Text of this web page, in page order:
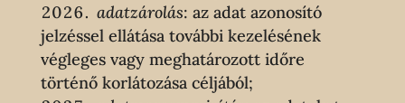
adatzárolás: az adat azonosító
jelzéssel ellátása további kezelésének
végleges vagy meghatározott időre
történő korlátozása céljából;